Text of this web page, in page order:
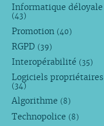
Informatique déloyale
(43)
Promotion (40)
RGPD (39)
Interopérabilité (35)
Logiciels propriétaires
(34)
Algorithme (8)
Technopolice (8)